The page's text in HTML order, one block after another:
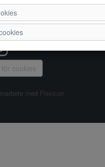
cookies
med Flexicon